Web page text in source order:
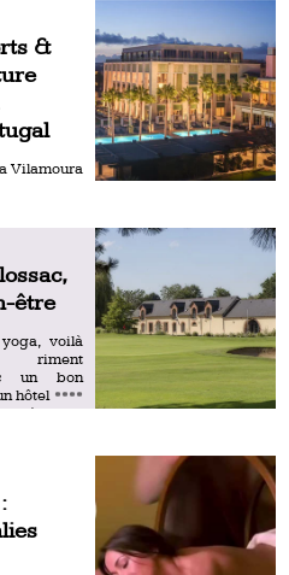
&
Vilamoura
groupe
Hotels,
être
voilà
riment
un bon
hôtel ****
[…]